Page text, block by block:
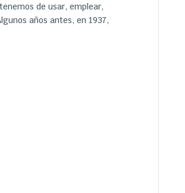
de usar, emplear,
años antes, en 1937,